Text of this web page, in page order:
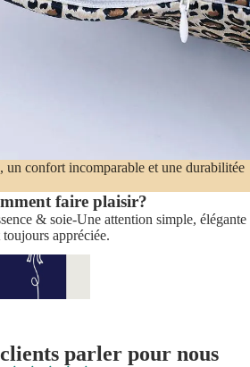
un confort incomparable et une durabilitée
faire plaisir?
& soie-Une attention simple, élégante
toujours appréciée.
parler pour nous